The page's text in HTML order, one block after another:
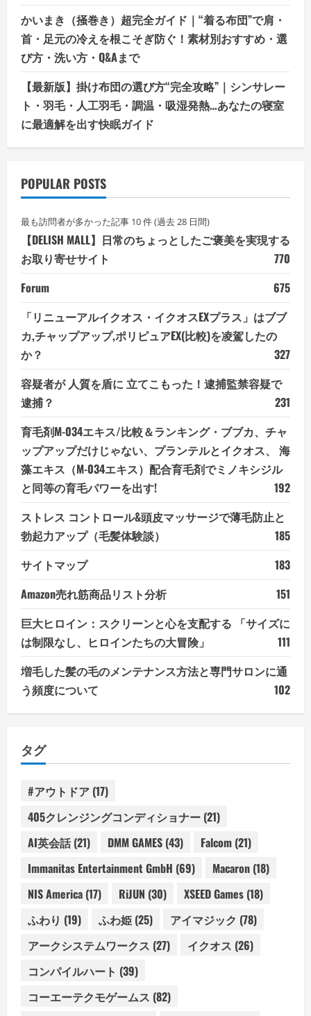
かいまき（掻巻き）超完全ガイド｜“着る布団”で肩・
首・足元の冷えを根こそぎ防ぐ！素材別おすすめ・選
び方・洗い方・Q&Aまで
【最新版】掛け布団の選び方“完全攻略”｜シンサレー
ト・羽毛・人工羽毛・調温・吸湿発熱…あなたの寝室
に最適解を出す快眠ガイド
POPULAR POSTS
最も訪問者が多かった記事 10 件 (過去 28 日間)
【DELISH MALL】日常のちょっとしたご褒美を実現する
お取り寄せサイト
770
Forum
675
「リニューアルイクオス・イクオスEXプラス」はブブ
カ,チャップアップ,ポリピュアEX(比較)を凌駕したの
か？
327
容疑者が 人質を盾に 立てこもった！逮捕監禁容疑で
逮捕？
231
育毛剤M-034エキス/比較＆ランキング・ブブカ、チャ
ップアップだけじゃない、プランテルとイクオス、 海
藻エキス（M-034エキス）配合育毛剤でミノキシジル
と同等の育毛パワーを出す!
192
ストレス コントロール&頭皮マッサージで薄毛防止と
勃起力アップ（毛髪体験談）
185
サイトマップ
183
Amazon売れ筋商品リスト分析
151
巨大ヒロイン：スクリーンと心を支配する 「サイズに
は制限なし、ヒロインたちの大冒険」
111
増毛した髪の毛のメンテナンス方法と専門サロンに通
う頻度について
102
タグ
#アウトドア (17)
405クレンジングコンディショナー (21)
AI英会話(21) DMM GAMES (43) Falcom (21)
Immanitas Entertainment GmbH (69) Macaron (18)
NIS America (17) RiJUN (30) XSEED Games (18)
ふわり (19) ふわ姫 (25) アイマジック (78)
アークシステムワークス (27) イクオス (26)
コンパイルハート (39)
コーエーテクモゲームス (82)